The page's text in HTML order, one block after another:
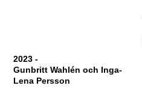
2023 -
Gunbritt Wahlén och Inga-
Lena Persson